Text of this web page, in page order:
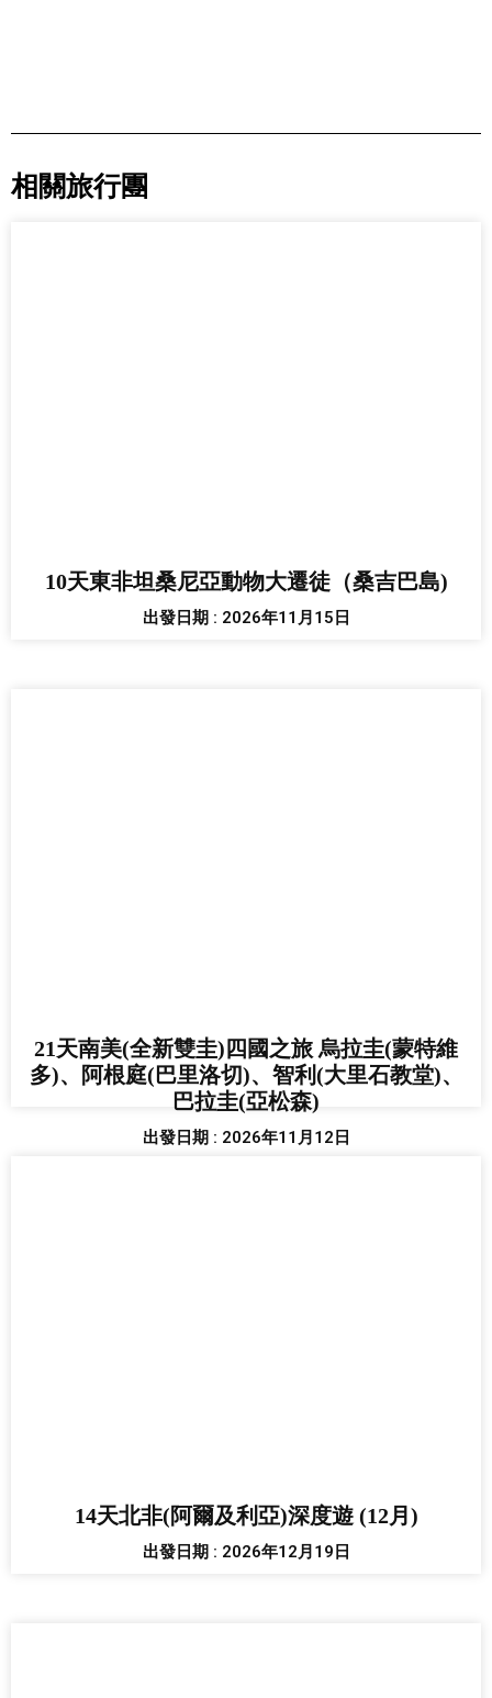
相關旅行團
10天東非坦桑尼亞動物大遷徒（桑吉巴島)
出發日期 : 2026年11月15日
21天南美(全新雙圭)四國之旅 烏拉圭(蒙特維
多)、阿根庭(巴里洛切)、智利(大里石教堂)、
巴拉圭(亞松森)
出發日期 : 2026年11月12日
14天北非(阿爾及利亞)深度遊 (12月)
出發日期 : 2026年12月19日